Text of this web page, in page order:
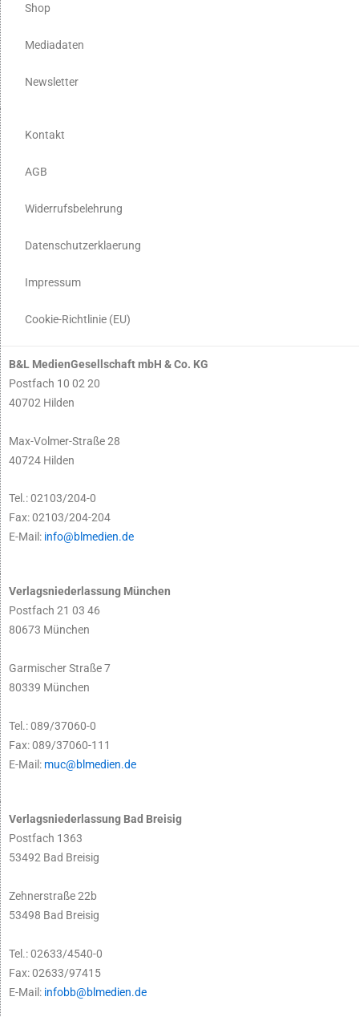
Shop
Mediadaten
Newsletter
Kontakt
AGB
Widerrufsbelehrung
Datenschutzerklaerung
Impressum
Cookie-Richtlinie (EU)
B&L MedienGesellschaft mbH & Co. KG
Postfach 10 02 20
40702 Hilden
Max-Volmer-Straße 28
40724 Hilden
Tel.: 02103/204-0
Fax: 02103/204-204
E-Mail: info@blmedien.de
Verlagsniederlassung München
Postfach 21 03 46
80673 München
Garmischer Straße 7
80339 München
Tel.: 089/37060-0
Fax: 089/37060-111
E-Mail: muc@blmedien.de
Verlagsniederlassung Bad Breisig
Postfach 1363
53492 Bad Breisig
Zehnerstraße 22b
53498 Bad Breisig
Tel.: 02633/4540-0
Fax: 02633/97415
E-Mail: infobb@blmedien.de